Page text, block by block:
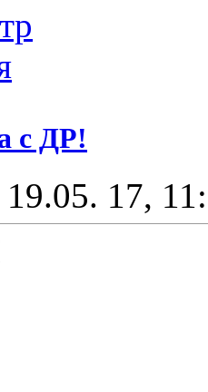
с ДР!
19.05. 17,